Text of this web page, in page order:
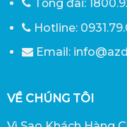
Tổng đài:
Hotline:
Email:
VỀ CHÚNG TÔI